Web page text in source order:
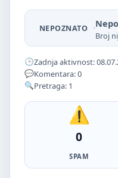
NEPOZNATO ·
Broj
Zadnja aktivnost:
Komentara: 0
Pretraga: 1
0
SPAM